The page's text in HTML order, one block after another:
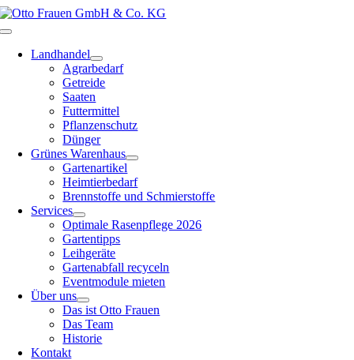
Zum
Inhalt
Toggle
NavigationLandhandel
Agrarbedarf
Getreide
Saaten
Futtermittel
Pflanzenschutz
Dünger
Grünes Warenhaus
Gartenartikel
Heimtierbedarf
Brennstoffe und Schmierstoffe
Services
Optimale Rasenpflege 2026
Gartentipps
Leihgeräte
Gartenabfall recyceln
Eventmodule mieten
Über uns
Das ist Otto Frauen
Das Team
Historie
Kontakt